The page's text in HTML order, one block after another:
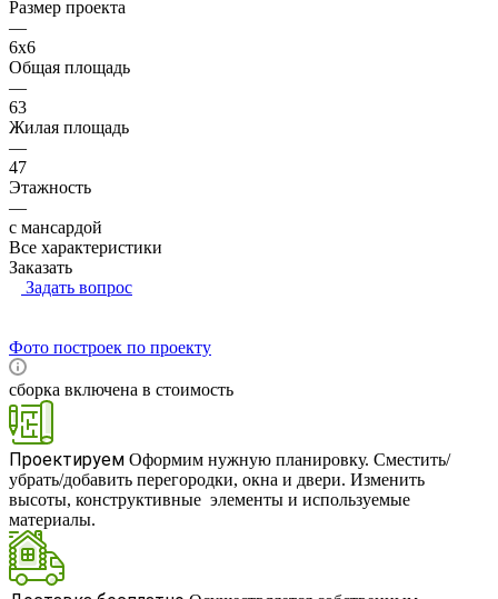
Размер проекта
—
6x6
Общая площадь
—
63
Жилая площадь
—
47
Этажность
—
с мансардой
Все характеристики
Заказать
Задать вопрос
Фото построек по проекту
сборка включена в стоимость
RUB
Проектируем Оформим нужную планировку. Сместить/
убрать/добавить перегородки, окна и двери. Изменить
высоты, конструктивные элементы и используемые
материалы.